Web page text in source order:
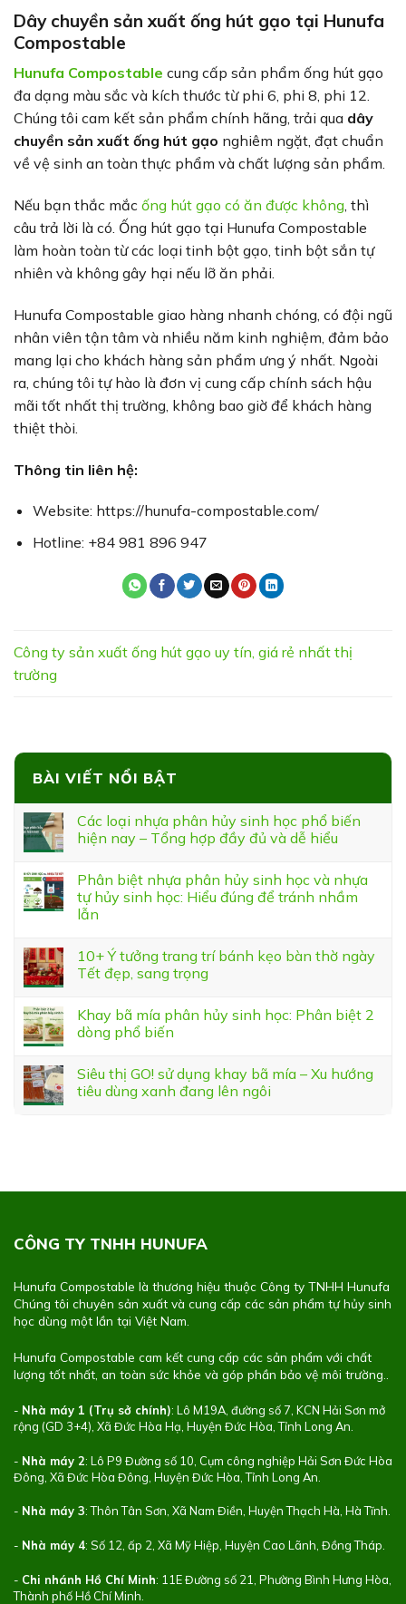
Dây chuyền sản xuất ống hút gạo tại Hunufa
Compostable
Hunufa Compostable cung cấp sản phẩm ống hút gạo
đa dạng màu sắc và kích thước từ phi 6, phi 8, phi 12.
Chúng tôi cam kết sản phẩm chính hãng, trải qua dây
chuyền sản xuất ống hút gạo nghiêm ngặt, đạt chuẩn
về vệ sinh an toàn thực phẩm và chất lượng sản phẩm.
Nếu bạn thắc mắc ống hút gạo có ăn được không, thì
câu trả lời là có. Ống hút gạo tại Hunufa Compostable
làm hoàn toàn từ các loại tinh bột gạo, tinh bột sắn tự
nhiên và không gây hại nếu lỡ ăn phải.
Hunufa Compostable giao hàng nhanh chóng, có đội ngũ
nhân viên tận tâm và nhiều năm kinh nghiệm, đảm bảo
mang lại cho khách hàng sản phẩm ưng ý nhất. Ngoài
ra, chúng tôi tự hào là đơn vị cung cấp chính sách hậu
mãi tốt nhất thị trường, không bao giờ để khách hàng
thiệt thòi.
Thông tin liên hệ:
Website: https://hunufa-compostable.com/
Hotline: +84 981 896 947
Công ty sản xuất ống hút gạo uy tín, giá rẻ nhất thị
trường
BÀI VIẾT NỔI BẬT
Các loại nhựa phân hủy sinh học phổ biến
hiện nay – Tổng hợp đầy đủ và dễ hiểu
Phân biệt nhựa phân hủy sinh học và nhựa
tự hủy sinh học: Hiểu đúng để tránh nhầm
lẫn
10+ Ý tưởng trang trí bánh kẹo bàn thờ ngày
Tết đẹp, sang trọng
Khay bã mía phân hủy sinh học: Phân biệt 2
dòng phổ biến
Siêu thị GO! sử dụng khay bã mía – Xu hướng
tiêu dùng xanh đang lên ngôi
CÔNG TY TNHH HUNUFA
Hunufa Compostable là thương hiệu thuộc Công ty TNHH Hunufa
Chúng tôi chuyên sản xuất và cung cấp các sản phẩm tự hủy sinh
học dùng một lần tại Việt Nam.
Hunufa Compostable cam kết cung cấp các sản phẩm với chất
lượng tốt nhất, an toàn sức khỏe và góp phần bảo vệ môi trường..
- Nhà máy 1 (Trụ sở chính): Lô M19A, đường số 7, KCN Hải Sơn mở
rộng (GD 3+4), Xã Đức Hòa Hạ, Huyện Đức Hòa, Tỉnh Long An.
- Nhà máy 2: Lô P9 Đường số 10, Cụm công nghiệp Hải Sơn Đức Hòa
Đông, Xã Đức Hòa Đông, Huyện Đức Hòa, Tỉnh Long An.
- Nhà máy 3: Thôn Tân Sơn, Xã Nam Điền, Huyện Thạch Hà, Hà Tĩnh.
- Nhà máy 4: Số 12, ấp 2, Xã Mỹ Hiệp, Huyện Cao Lãnh, Đồng Tháp.
- Chi nhánh Hồ Chí Minh: 11E Đường số 21, Phường Bình Hưng Hòa,
Thành phố Hồ Chí Minh.